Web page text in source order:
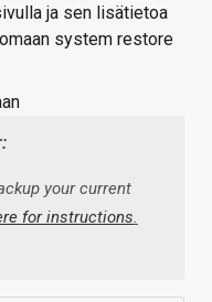
ja sen lisätietoa
system restore
your current
for instructions.